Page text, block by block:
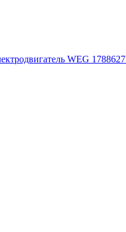
WEG